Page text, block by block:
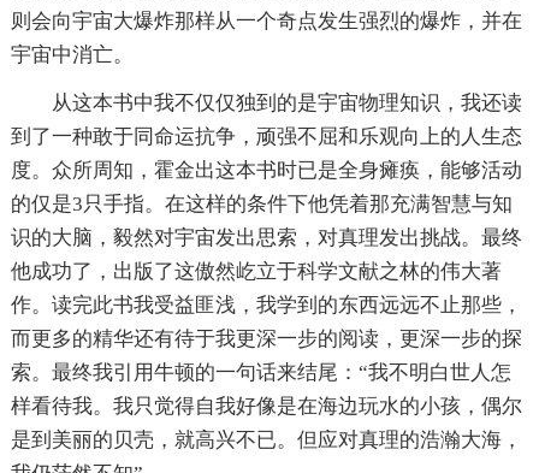
则会向宇宙大爆炸那样从一个奇点发生强烈的爆炸，并在
宇宙中消亡。
从这本书中我不仅仅独到的是宇宙物理知识，我还读
到了一种敢于同命运抗争，顽强不屈和乐观向上的人生态
度。众所周知，霍金出这本书时已是全身瘫痪，能够活动
的仅是3只手指。在这样的条件下他凭着那充满智慧与知
识的大脑，毅然对宇宙发出思索，对真理发出挑战。最终
他成功了，出版了这傲然屹立于科学文献之林的伟大著
作。读完此书我受益匪浅，我学到的东西远远不止那些，
而更多的精华还有待于我更深一步的阅读，更深一步的探
索。最终我引用牛顿的一句话来结尾：“我不明白世人怎
样看待我。我只觉得自我好像是在海边玩水的小孩，偶尔
是到美丽的贝壳，就高兴不已。但应对真理的浩瀚大海，